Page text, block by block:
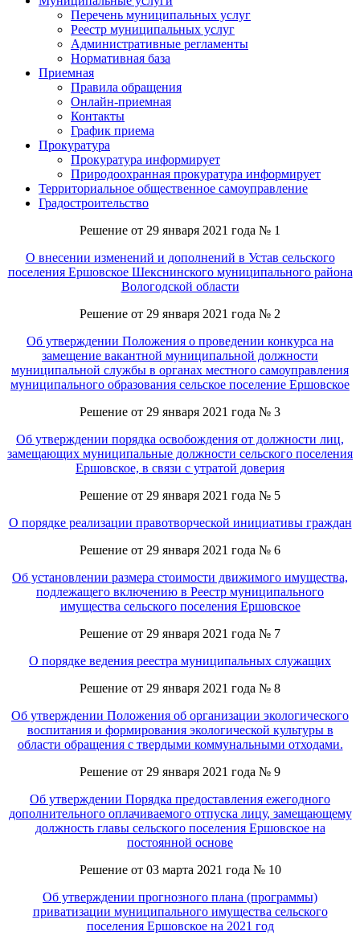
Перечень муниципальных услуг
Реестр муниципальных услуг
Административные регламенты
Нормативная база
Приемная
Правила обращения
Онлайн-приемная
Контакты
График приема
Прокуратура
Прокуратура информирует
Природоохранная прокуратура информирует
Территориальное общественное самоуправление
Градостроительство
Решение от 29 января 2021 года № 1
О внесении изменений и дополнений в Устав сельского
поселения Ершовское Шекснинского муниципального района
Вологодской области
Решение от 29 января 2021 года № 2
Об утверждении Положения о проведении конкурса на
замещение вакантной муниципальной должности
муниципальной службы в органах местного самоуправления
муниципального образования сельское поселение Ершовское
Решение от 29 января 2021 года № 3
Об утверждении порядка освобождения от должности лиц,
замещающих муниципальные должности сельского поселения
Ершовское, в связи с утратой доверия
Решение от 29 января 2021 года № 5
О порядке реализации правотворческой инициативы граждан
Решение от 29 января 2021 года № 6
Об установлении размера стоимости движимого имущества,
подлежащего включению в Реестр муниципального
имущества сельского поселения Ершовское
Решение от 29 января 2021 года № 7
О порядке ведения реестра муниципальных служащих
Решение от 29 января 2021 года № 8
Об утверждении Положения об организации экологического
воспитания и формирования экологической культуры в
области обращения с твердыми коммунальными отходами.
Решение от 29 января 2021 года № 9
Об утверждении Порядка предоставления ежегодного
дополнительного оплачиваемого отпуска лицу, замещающему
должность главы сельского поселения Ершовское на
постоянной основе
Решение от 03 марта 2021 года № 10
Об утверждении прогнозного плана (программы)
приватизации муниципального имущества сельского
поселения Ершовское на 2021 год